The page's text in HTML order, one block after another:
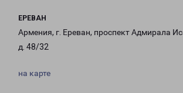
ЕРЕВАН
Армения, г. Ереван, проспект Адмирала
д. 48/32
на карте